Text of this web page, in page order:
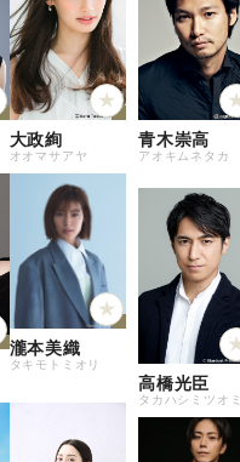
大政絢
オオマサアヤ
瀧本美織
タキモトミオリ
青木崇高
アオキムネタカ
高橋光臣
タカハシミツオミ